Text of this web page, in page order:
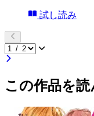
試し読み
この作品を